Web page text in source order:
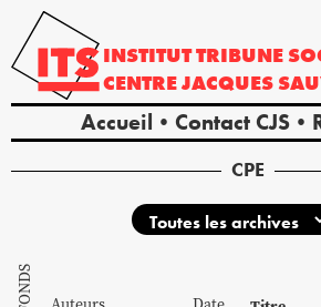
INSTITUTTRIBUNE
CENTREJACQUES
Accueil Contact CJS
CPE
FONDS